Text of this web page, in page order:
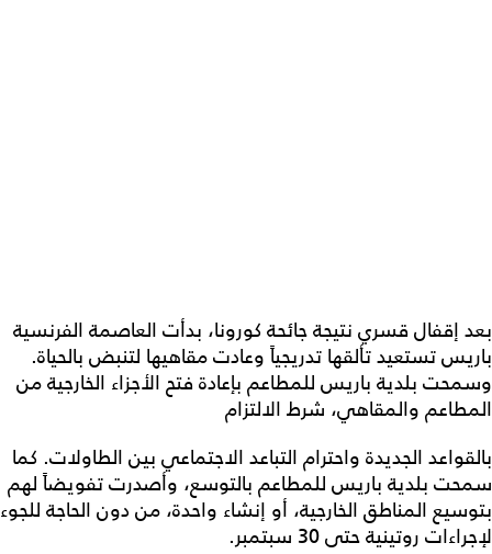
بعد إقفال قسري نتيجة جائحة كورونا، بدأت العاصمة الفرنسية
باريس تستعيد تألقها تدريجياً وعادت مقاهيها لتنبض بالحياة.
وسمحت بلدية باريس للمطاعم بإعادة فتح الأجزاء الخارجية من
المطاعم والمقاهي، شرط الالتزام
بالقواعد الجديدة واحترام التباعد الاجتماعي بين الطاولات. كما
سمحت بلدية باريس للمطاعم بالتوسع، وأصدرت تفويضاً لهم
بتوسيع المناطق الخارجية، أو إنشاء واحدة، من دون الحاجة للجوء
لإجراءات روتينية حتى 30 سبتمبر.